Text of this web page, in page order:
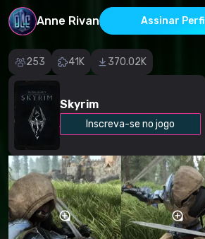
Anne Rivan Assinar Perfil
253 41K 370.02K
Skyrim
Inscreva-se no jogo